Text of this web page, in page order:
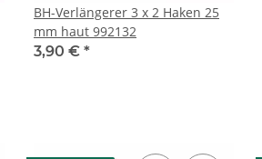
BH-Verlängerer 3 x 2 Haken 25
mm haut 992132
3,90 € *